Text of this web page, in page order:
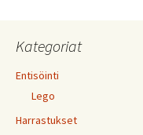
Kategoriat
Entisöinti
Lego
Harrastukset